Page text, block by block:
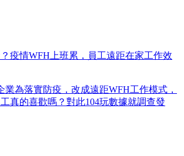
疫情WFH上班累，員工遠距在家工作效
業為落實防疫，改成遠距WFH工作模式，
真的喜歡嗎？對此104玩數據就調查發